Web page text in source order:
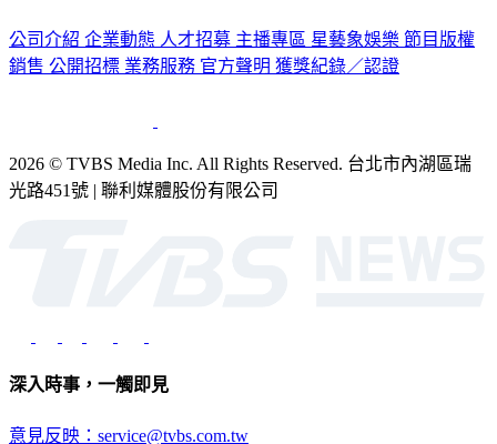
公司介紹 企業動態 人才招募 主播專區 星藝象娛樂 節目版權
銷售 公開招標 業務服務 官方聲明 獲獎紀錄／認證
2026 © TVBS Media Inc. All Rights Reserved. 台北市內湖區瑞
光路451號 | 聯利媒體股份有限公司
深入時事，一觸即見
意見反映：service@tvbs.com.tw